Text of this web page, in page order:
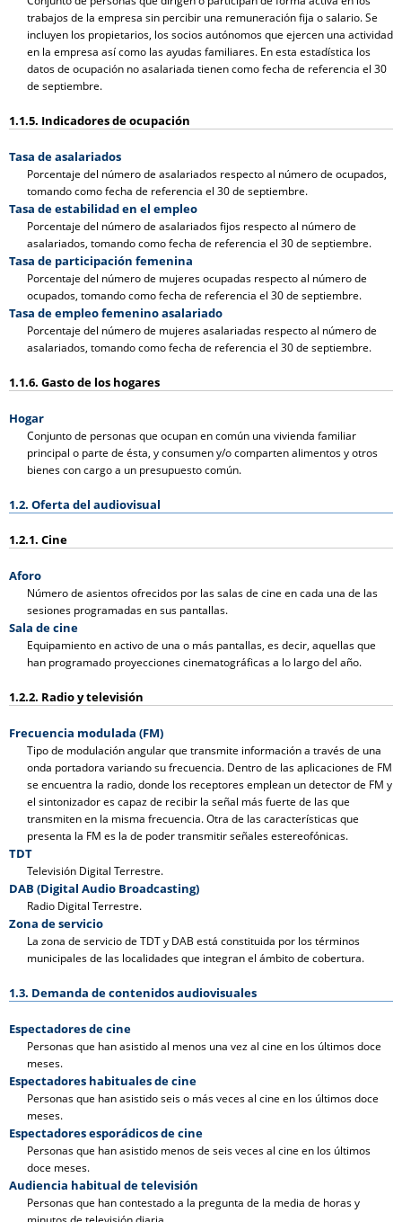
trabajos de la empresa sin percibir una remuneración fija o salario. Se
incluyen los propietarios, los socios autónomos que ejercen una actividad
en la empresa así como las ayudas familiares. En esta estadística los
datos de ocupación no asalariada tienen como fecha de referencia el 30
de septiembre.
1.1.5. Indicadores de ocupación
Tasa de asalariados
Porcentaje del número de asalariados respecto al número de ocupados,
tomando como fecha de referencia el 30 de septiembre.
Tasa de estabilidad en el empleo
Porcentaje del número de asalariados fijos respecto al número de
asalariados, tomando como fecha de referencia el 30 de septiembre.
Tasa de participación femenina
Porcentaje del número de mujeres ocupadas respecto al número de
ocupados, tomando como fecha de referencia el 30 de septiembre.
Tasa de empleo femenino asalariado
Porcentaje del número de mujeres asalariadas respecto al número de
asalariados, tomando como fecha de referencia el 30 de septiembre.
1.1.6. Gasto de los hogares
Hogar
Conjunto de personas que ocupan en común una vivienda familiar
principal o parte de ésta, y consumen y/o comparten alimentos y otros
bienes con cargo a un presupuesto común.
1.2. Oferta del audiovisual
1.2.1. Cine
Aforo
Número de asientos ofrecidos por las salas de cine en cada una de las
sesiones programadas en sus pantallas.
Sala de cine
Equipamiento en activo de una o más pantallas, es decir, aquellas que
han programado proyecciones cinematográficas a lo largo del año.
1.2.2. Radio y televisión
Frecuencia modulada (FM)
Tipo de modulación angular que transmite información a través de una
onda portadora variando su frecuencia. Dentro de las aplicaciones de FM
se encuentra la radio, donde los receptores emplean un detector de FM y
el sintonizador es capaz de recibir la señal más fuerte de las que
transmiten en la misma frecuencia. Otra de las características que
presenta la FM es la de poder transmitir señales estereofónicas.
TDT
Televisión Digital Terrestre.
DAB (Digital Audio Broadcasting)
Radio Digital Terrestre.
Zona de servicio
La zona de servicio de TDT y DAB está constituida por los términos
municipales de las localidades que integran el ámbito de cobertura.
1.3. Demanda de contenidos audiovisuales
Espectadores de cine
Personas que han asistido al menos una vez al cine en los últimos doce
meses.
Espectadores habituales de cine
Personas que han asistido seis o más veces al cine en los últimos doce
meses.
Espectadores esporádicos de cine
Personas que han asistido menos de seis veces al cine en los últimos
doce meses.
Audiencia habitual de televisión
Personas que han contestado a la pregunta de la media de horas y